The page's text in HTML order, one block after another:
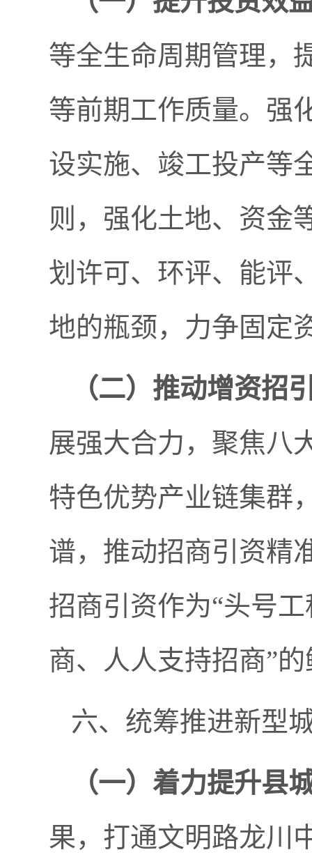
等全生命周期管理，
等前期工作质量。强
设实施、竣工投产等
则，强化土地、资金
划许可、环评、能评
地的瓶颈，力争固定
（二） 推动增资招
展强大合力，聚焦八
特色优势产业链集群
谱，推动招商引资精
招商引资作为“头号
商、人人支持招商”
六、统筹推进新型
（一） 着力提升县
果，打通文明路龙川